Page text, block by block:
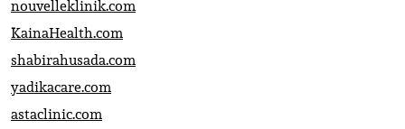
nouvelleklinik.com
KainaHealth.com
shabirahusada.com
yadikacare.com
astaclinic.com